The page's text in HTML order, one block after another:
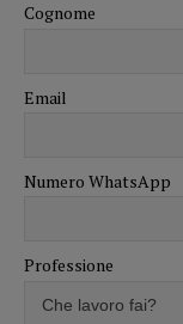
Cognome
Email
Numero WhatsApp
Professione